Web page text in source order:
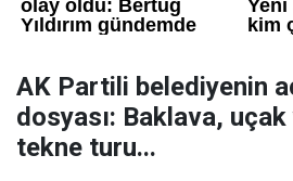
AK Partili belediyenin
dosyası: Baklava,
tekne turu...